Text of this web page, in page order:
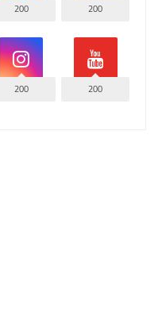
200
200
200
200